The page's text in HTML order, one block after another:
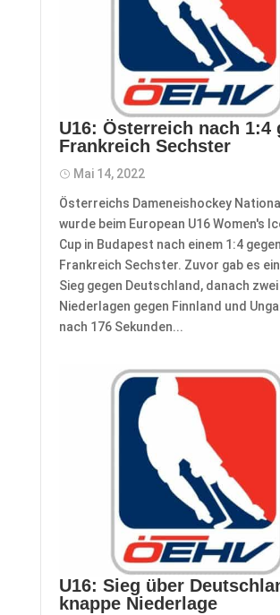
U16: Österreich nach 1:4
Frankreich Sechster
Mai 14, 2022
Österreichs Dameneishockey
wurde beim European U16 Women's
Cup in Budapest nach einem 1:4 gegen
Frankreich Sechster. Zuvor gab es
Sieg gegen Deutschland, danach
Niederlagen gegen Finnland und
nach 176 Sekunden...
U16: Sieg über
knappe Niederlage